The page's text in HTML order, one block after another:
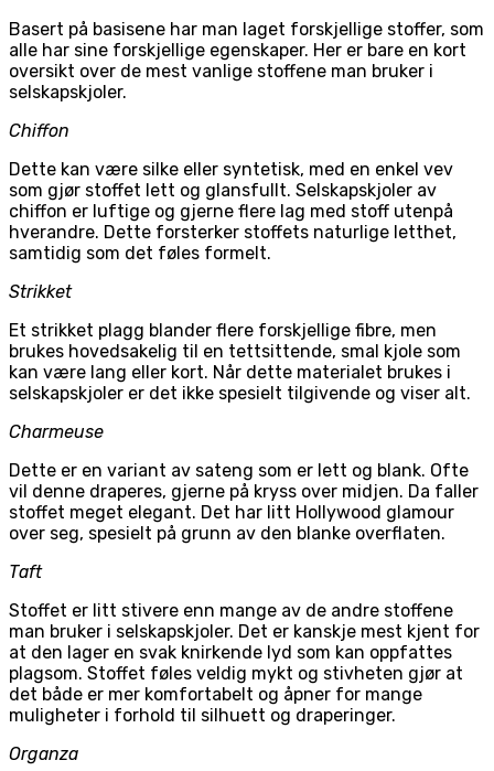
Basert på basisene har man laget forskjellige stoffer, som
alle har sine forskjellige egenskaper. Her er bare en kort
oversikt over de mest vanlige stoffene man bruker i
selskapskjoler.
Chiffon
Dette kan være silke eller syntetisk, med en enkel vev
som gjør stoffet lett og glansfullt. Selskapskjoler av
chiffon er luftige og gjerne flere lag med stoff utenpå
hverandre. Dette forsterker stoffets naturlige letthet,
samtidig som det føles formelt.
Strikket
Et strikket plagg blander flere forskjellige fibre, men
brukes hovedsakelig til en tettsittende, smal kjole som
kan være lang eller kort. Når dette materialet brukes i
selskapskjoler er det ikke spesielt tilgivende og viser alt.
Charmeuse
Dette er en variant av sateng som er lett og blank. Ofte
vil denne draperes, gjerne på kryss over midjen. Da faller
stoffet meget elegant. Det har litt Hollywood glamour
over seg, spesielt på grunn av den blanke overflaten.
Taft
Stoffet er litt stivere enn mange av de andre stoffene
man bruker i selskapskjoler. Det er kanskje mest kjent for
at den lager en svak knirkende lyd som kan oppfattes
plagsom. Stoffet føles veldig mykt og stivheten gjør at
det både er mer komfortabelt og åpner for mange
muligheter i forhold til silhuett og draperinger.
Organza